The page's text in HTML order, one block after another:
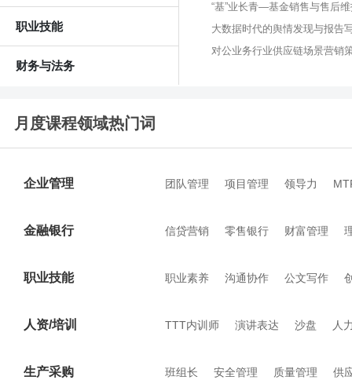
职业技能
财务与法务
“基”业长青—基金销售与售后
大数据时代的舆情发现与报告
对公业务行业供应链场景营销
月度课程领域热门词
企业管理
金融银行
职业技能
人资/培训
生产采购
团队管理 项目管理 领导力
信贷营销 零售银行 财富管理
职业素养 沟通协作 公文写作
TTT内训师 演讲表达 沙盘 人
班组长 安全管理 质量管理 供